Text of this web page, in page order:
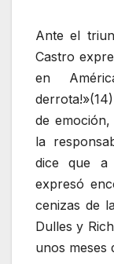
Ante el
Castro
en
de
la
dice que a
expresó
cenizas de
Dulles y
unos meses